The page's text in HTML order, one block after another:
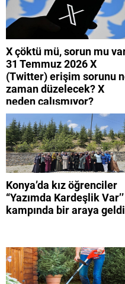
X çöktü mü, sorun mu
31 Temmuz 2026 X
(Twitter) erişim sorunu
zaman düzelecek? X
neden çalışmıyor?
Konya’da kız öğrenciler
“Yazımda Kardeşlik Var’’
kampında bir araya geldi